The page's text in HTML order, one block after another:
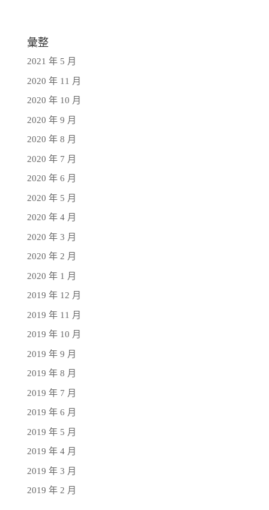
彙整
2021 年 5 月
2020 年 11 月
2020 年 10 月
2020 年 9 月
2020 年 8 月
2020 年 7 月
2020 年 6 月
2020 年 5 月
2020 年 4 月
2020 年 3 月
2020 年 2 月
2020 年 1 月
2019 年 12 月
2019 年 11 月
2019 年 10 月
2019 年 9 月
2019 年 8 月
2019 年 7 月
2019 年 6 月
2019 年 5 月
2019 年 4 月
2019 年 3 月
2019 年 2 月